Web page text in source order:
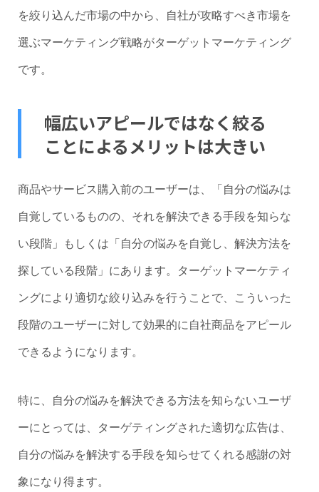
を絞り込んだ市場の中から、自社が攻略すべき市場を
選ぶマーケティング戦略がターゲットマーケティング
です。
幅広いアピールではなく絞る
ことによるメリットは大きい
商品やサービス購入前のユーザーは、「自分の悩みは
自覚しているものの、それを解決できる手段を知らな
い段階」もしくは「自分の悩みを自覚し、解決方法を
探している段階」にあります。ターゲットマーケティ
ングにより適切な絞り込みを行うことで、こういった
段階のユーザーに対して効果的に自社商品をアピール
できるようになります。
特に、自分の悩みを解決できる方法を知らないユーザ
ーにとっては、ターゲティングされた適切な広告は、
自分の悩みを解決する手段を知らせてくれる感謝の対
象になり得ます。